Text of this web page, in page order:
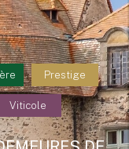
Prestige
Viticole